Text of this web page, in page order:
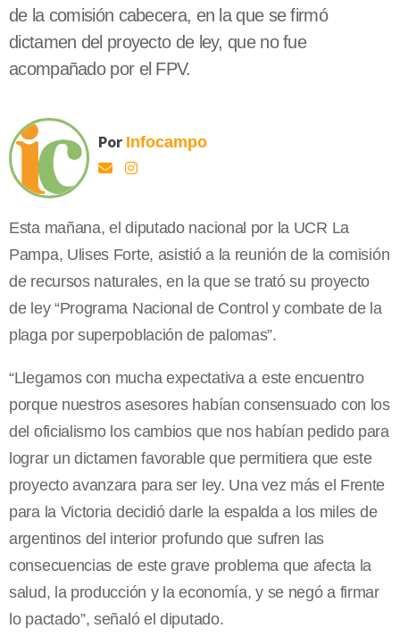
de la comisión cabecera, en la que se firmó
dictamen del proyecto de ley, que no fue
acompañado por el FPV.
Por Infocampo
Esta mañana, el diputado nacional por la UCR La
Pampa, Ulises Forte, asistió a la reunión de la comisión
de recursos naturales, en la que se trató su proyecto
de ley “Programa Nacional de Control y combate de la
plaga por superpoblación de palomas”.
“Llegamos con mucha expectativa a este encuentro
porque nuestros asesores habían consensuado con los
del oficialismo los cambios que nos habían pedido para
lograr un dictamen favorable que permitiera que este
proyecto avanzara para ser ley. Una vez más el Frente
para la Victoria decidió darle la espalda a los miles de
argentinos del interior profundo que sufren las
consecuencias de este grave problema que afecta la
salud, la producción y la economía, y se negó a firmar
lo pactado”, señaló el diputado.